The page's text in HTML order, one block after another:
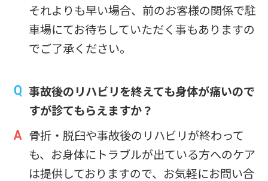
それよりも早い場合、前のお客様の関係で駐
車場にてお待ちしていただく事もありますの
でご了承ください。
事故後のリハビリを終えても身体が痛いので
すが診てもらえますか？
骨折・脱臼や事故後のリハビリが終わって
も、お身体にトラブルが出ている方へのケア
は提供しておりますので、お気軽にお問い合